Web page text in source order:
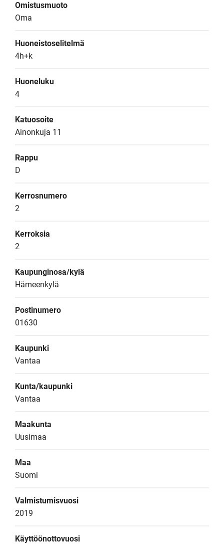
Omistusmuoto
Oma
Huoneistoselitelmä
4h+k
Huoneluku
4
Katuosoite
Ainonkuja 11
Rappu
D
Kerrosnumero
2
Kerroksia
2
Kaupunginosa/kylä
Hämeenkylä
Postinumero
01630
Kaupunki
Vantaa
Kunta/kaupunki
Vantaa
Maakunta
Uusimaa
Maa
Suomi
Valmistumisvuosi
2019
Käyttöönottovuosi